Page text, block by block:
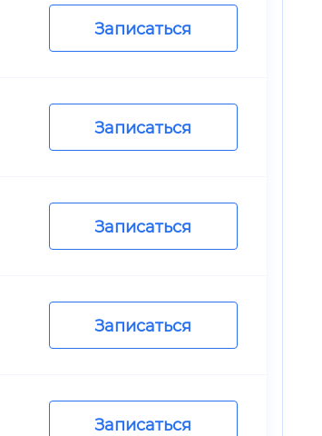
Записаться
Записаться
Записаться
Записаться
Записаться